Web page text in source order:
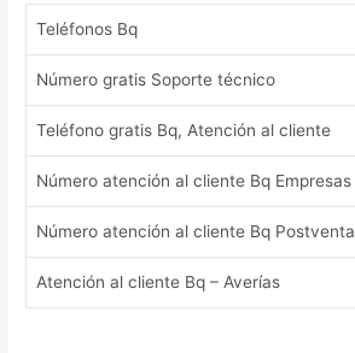
Teléfonos Bq
Número gratis Soporte técnico
Teléfono gratis Bq, Atención al cliente
Número atención al cliente Bq Empresas
Número atención al cliente Bq Postventa
Atención al cliente Bq – Averías